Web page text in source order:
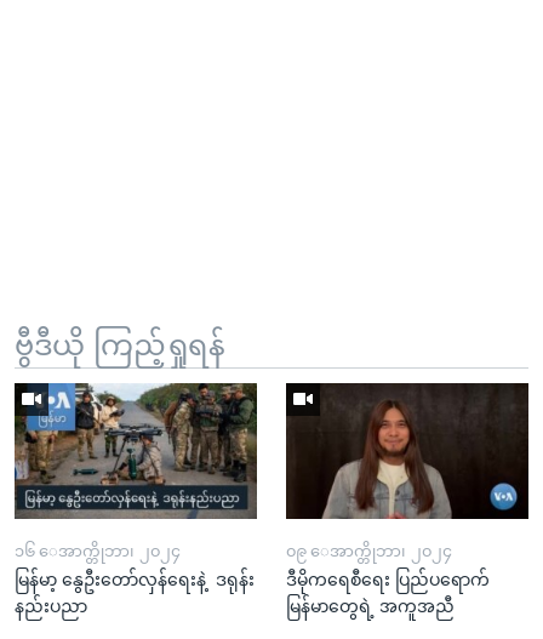
ဗွီဒီယို ကြည့်ရှုရန်
၁၆ ေအာက္တိုဘာ၊ ၂၀၂၄
မြန်မာ့ နွေဦးတော်လှန်ရေးနဲ့ ဒရုန်း
နည်းပညာ
၀၉ ေအာက္တိုဘာ၊ ၂၀၂၄
ဒီမိုကရေစီရေး ပြည်ပရောက်
မြန်မာတွေရဲ့ အကူအညီ